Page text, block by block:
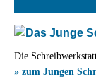
Die
» zum Jungen